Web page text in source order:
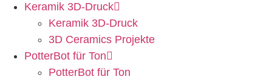
Keramik 3D-Druck
Keramik 3D-Druck
3D Ceramics Projekte
PotterBot für Ton
PotterBot für Ton